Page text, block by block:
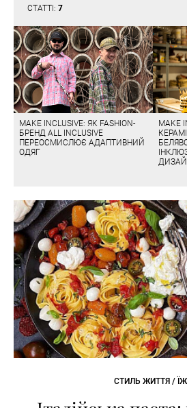
СТАТТІ: 7
MAKE INCLUSIVE: ЯК FASHION-
БРЕНД ALL INCLUSIVE
ПЕРЕОСМИСЛЮЄ АДАПТИВНИЙ
ОДЯГ
MAKE
СТИЛЬ ЖИТТЯ /